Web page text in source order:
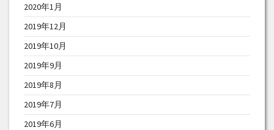
2020年1月
2019年12月
2019年10月
2019年9月
2019年8月
2019年7月
2019年6月